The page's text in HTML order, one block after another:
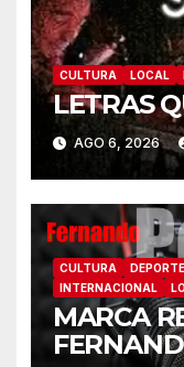
CULTURA LOCAL
LETRAS
AGO 6, 2026
CULTURA
INTERNACIONAL
MARCA